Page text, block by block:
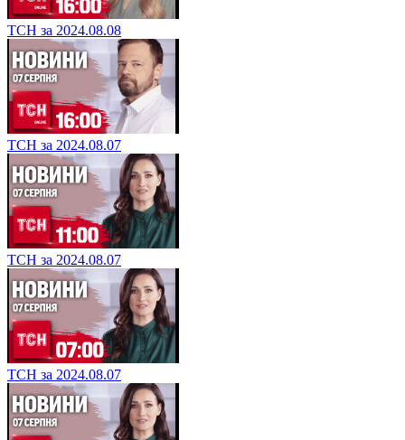
ТСН за 2024.08.08
ТСН за 2024.08.07
ТСН за 2024.08.07
ТСН за 2024.08.07